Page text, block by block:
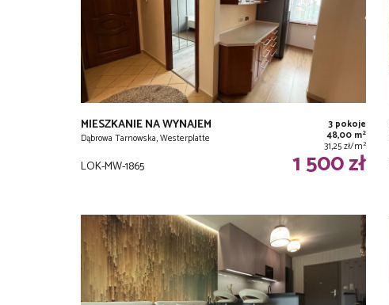
MIESZKANIE NA WYNAJEM
Dąbrowa Tarnowska, Westerplatte
3 pokoje
48,00 m2
31,25 zł/m2
LOK-MW-1865 1 500 zł